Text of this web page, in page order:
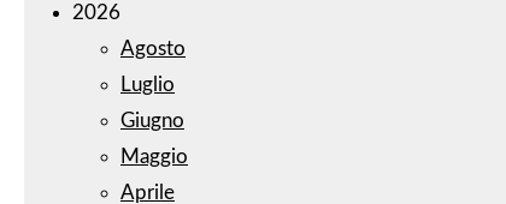
2026
Agosto
Luglio
Giugno
Maggio
Aprile